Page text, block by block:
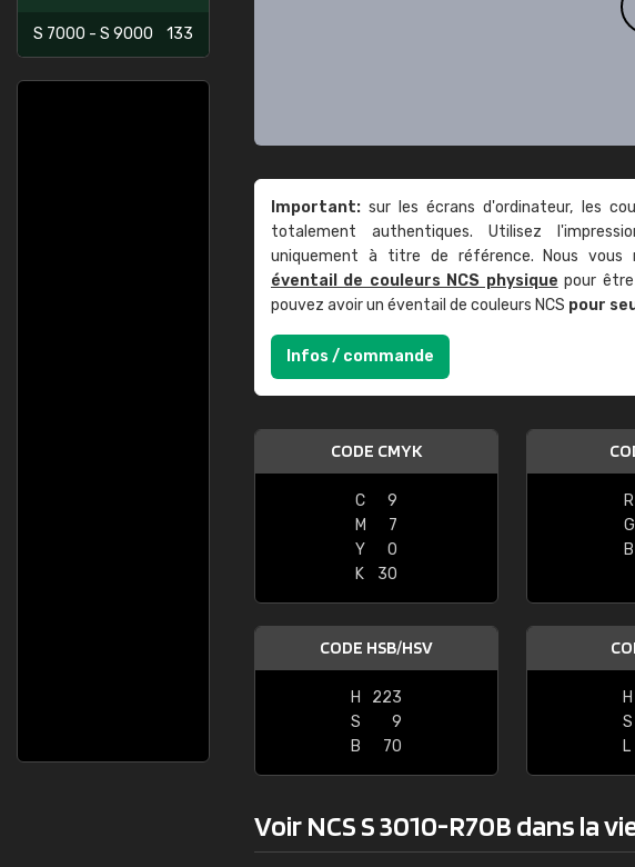
S 7000 - S 9000 133
Important: sur les écrans d'ordinateur, les
totalement authentiques. Utilisez
uniquement à titre de référence. Nous vous
éventail de couleurs NCS physique pour être
pouvez avoir un éventail de couleurs NCS pour
Infos / commande
CODE CMYK
C
9
M
7
Y
0
K
30
R
G
B
CODE HSB/HSV
H
223
S
9
B
70
H
S
L
Voir NCS S 3010-R70B dans la